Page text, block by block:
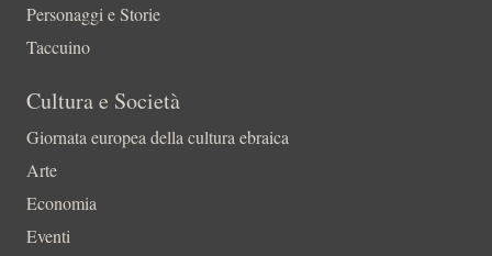
Personaggi e Storie
Taccuino
Cultura e Società
Giornata europea della cultura ebraica
Arte
Economia
Eventi